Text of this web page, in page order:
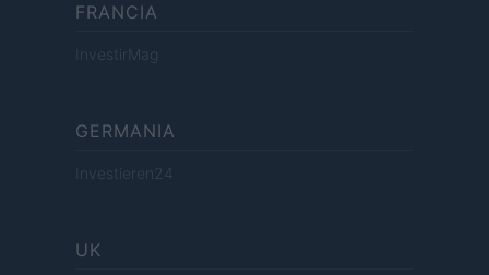
FRANCIA
InvestirMag
GERMANIA
Investieren24
UK